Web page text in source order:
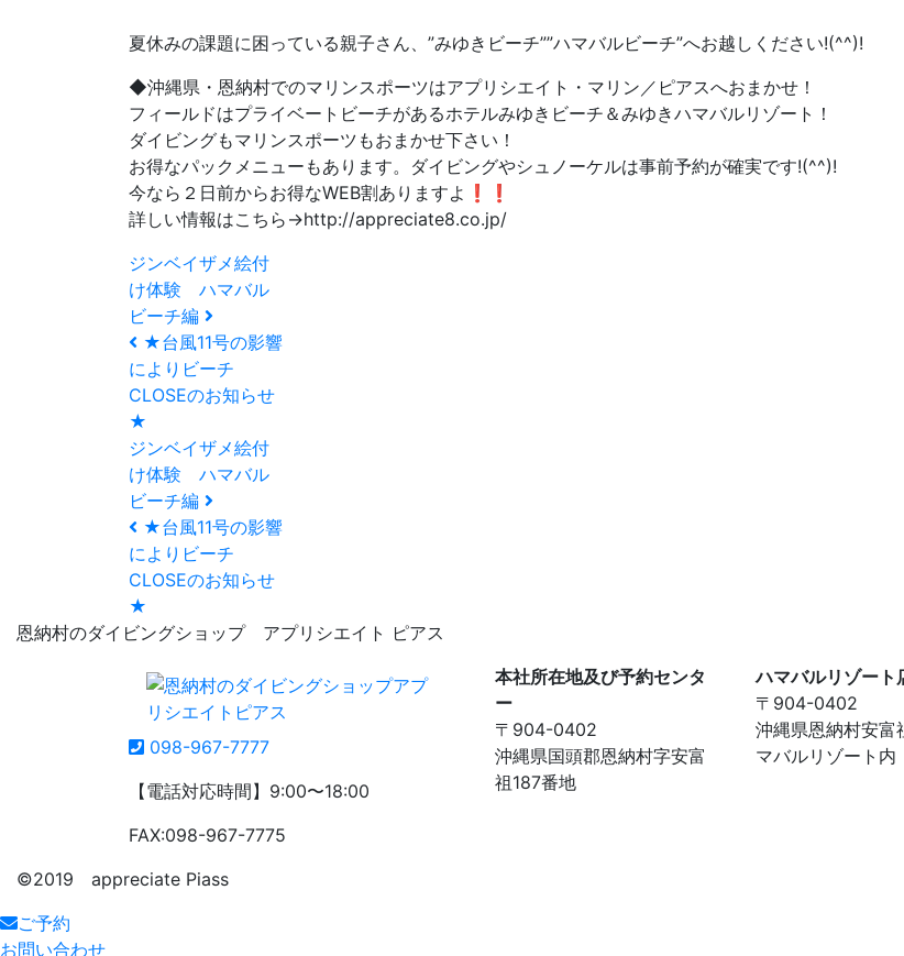
夏休みの課題に困っている親子さん、”みゆきビーチ””ハマバルビーチ”へお越しください!(^^)!
◆沖縄県・恩納村でのマリンスポーツはアプリシエイト・マリン／ピアスへおまかせ！
フィールドはプライベートビーチがあるホテルみゆきビーチ＆みゆきハマバルリゾート！
ダイビングもマリンスポーツもおまかせ下さい！
お得なパックメニューもあります。ダイビングやシュノーケルは事前予約が確実です!(^^)!
今なら２日前からお得なWEB割ありますよ❗❗
詳しい情報はこちら→http://appreciate8.co.jp/
ジンベイザメ絵付
け体験 ハマバル
ビーチ編
★台風11号の影響
によりビーチ
CLOSEのお知らせ
★
ジンベイザメ絵付
け体験 ハマバル
ビーチ編
★台風11号の影響
によりビーチ
CLOSEのお知らせ
★
恩納村のダイビングショップ アプリシエイト ピアス
098-967-7777
【電話対応時間】9:00〜18:00
FAX:098-967-7775
本社所在地及び予約センタ
ー
〒904-0402
沖縄県国頭郡恩納村字安富
祖187番地
ハマバルリゾート
〒904-0402
沖縄県恩納村安富
マバルリゾート内
©️2019 appreciate Piass
ご予約
お問い合わせ